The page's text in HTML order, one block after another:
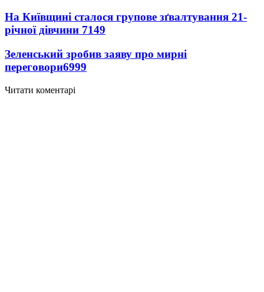
На Київщині сталося групове зґвалтування 21-
річної дівчини 7149
Зеленський зробив заяву про мирні
переговори6999
Читати коментарі